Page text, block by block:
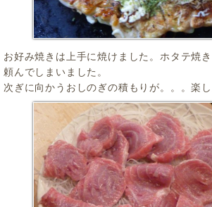
お好み焼きは上手に焼けました。ホタテ焼
頼んでしまいました。
次ぎに向かうおしのぎの積もりが。。。楽